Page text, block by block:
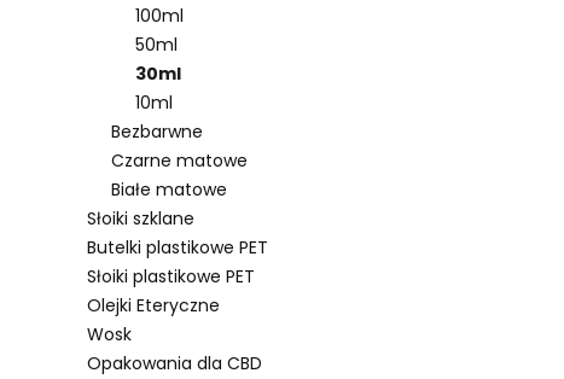
100ml
50ml
30ml
10ml
Bezbarwne
Czarne matowe
Białe matowe
Słoiki szklane
Butelki plastikowe PET
Słoiki plastikowe PET
Olejki Eteryczne
Wosk
Opakowania dla CBD